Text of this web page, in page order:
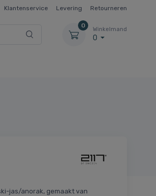
Klantenservice Levering Retourneren
0
Winkelmand
0
jas/anorak, gemaakt van